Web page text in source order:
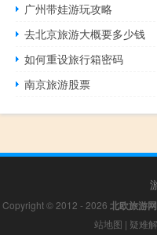
广州带娃游玩攻略
去北京旅游大概要多少钱
如何重设旅行箱密码
南京旅游股票
Copyright © 2012 - 2026 北欧旅游网
站地图 | 疑难